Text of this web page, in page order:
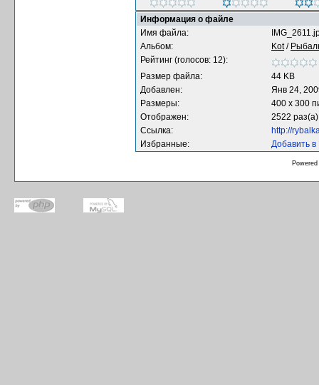
Информация о файле
Имя файла:
Альбом:
Kot/
Рейтинг (голосов: 12):
Размер файла:
44 KB
Добавлен:
Янв 24,
Размеры:
400 x 300
Отображен:
2522 раз(а)
Ссылка:
http://
Избранные:
Добавить